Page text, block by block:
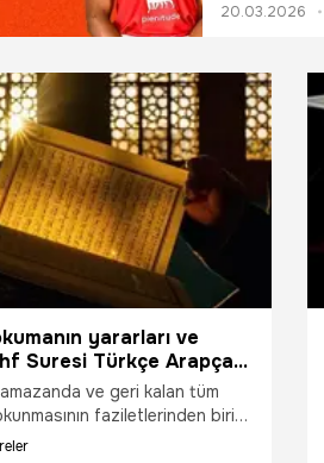
20.03.2026
yararları ve
Suresi Türkçe Arapça
ve geri kalan tüm
faziletlerinden biri
göre; bir kişinin Kehf